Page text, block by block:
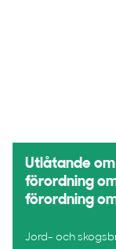
Utlåtande
förordning
förordning
Jord- och